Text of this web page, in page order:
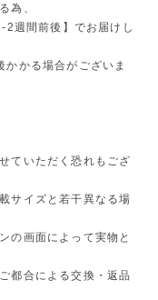
為、
2週間前後】でお届けし
かる場合がございま
ていただく恐れもござ
サイズと若干異なる場
の画面によって実物と
都合による交換・返品